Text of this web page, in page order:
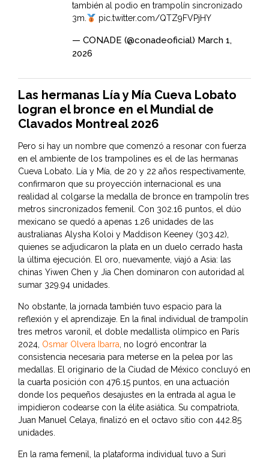
también al podio en trampolín sincronizado
3m.
pic.twitter.com/QTZ9FVPjHY
— CONADE (@conadeoficial) March 1,
2026
Las hermanas Lía y Mía Cueva Lobato
logran el bronce en el Mundial de
Clavados Montreal 2026
Pero si hay un nombre que comenzó a resonar con fuerza
en el ambiente de los trampolines es el de las hermanas
Cueva Lobato. Lía y Mía, de 20 y 22 años respectivamente,
confirmaron que su proyección internacional es una
realidad al colgarse la medalla de bronce en trampolín tres
metros sincronizados femenil. Con 302.16 puntos, el dúo
mexicano se quedó a apenas 1.26 unidades de las
australianas Alysha Koloi y Maddison Keeney (303.42),
quienes se adjudicaron la plata en un duelo cerrado hasta
la última ejecución. El oro, nuevamente, viajó a Asia: las
chinas Yiwen Chen y Jia Chen dominaron con autoridad al
sumar 329.94 unidades.
No obstante, la jornada también tuvo espacio para la
reflexión y el aprendizaje. En la final individual de trampolín
tres metros varonil, el doble medallista olímpico en París
2024, Osmar Olvera Ibarra, no logró encontrar la
consistencia necesaria para meterse en la pelea por las
medallas. El originario de la Ciudad de México concluyó en
la cuarta posición con 476.15 puntos, en una actuación
donde los pequeños desajustes en la entrada al agua le
impidieron codearse con la élite asiática. Su compatriota,
Juan Manuel Celaya, finalizó en el octavo sitio con 442.85
unidades.
En la rama femenil, la plataforma individual tuvo a Suri